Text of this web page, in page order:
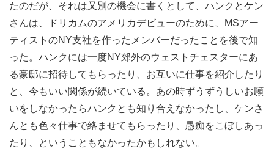
たのだが、それは又別の機会に書くとして、ハンクとケン
さんは、ドリカムのアメリカデビューのために、MSアー
ティストのNY支社を作ったメンバーだったことを後で知
った。ハンクには一度NY郊外のウェストチェスターにあ
る豪邸に招待してもらったり、お互いに仕事を紹介したり
と、今もいい関係が続いている。あの時ずうずうしいお願
いをしなかったらハンクとも知り合えなかったし、ケンさ
んとも色々仕事で絡ませてもらったり、愚痴をこぼしあっ
たり、ということもなかったかもしれない。